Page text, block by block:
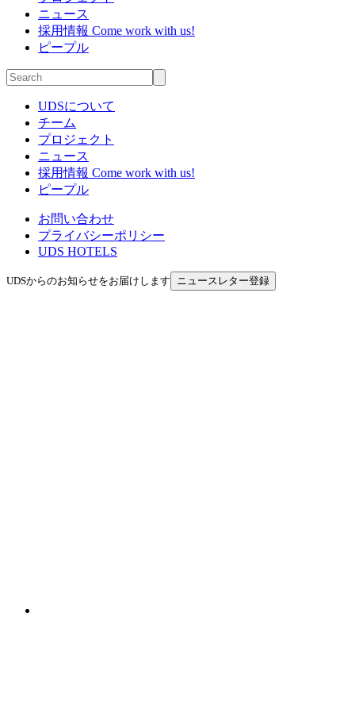
ニュース
採用情報 Come work with us!
ピープル
UDSについて
チーム
プロジェクト
ニュース
採用情報 Come work with us!
ピープル
お問い合わせ
プライバシーポリシー
UDS HOTELS
UDSからのお知らせをお届けします ニュースレター登録